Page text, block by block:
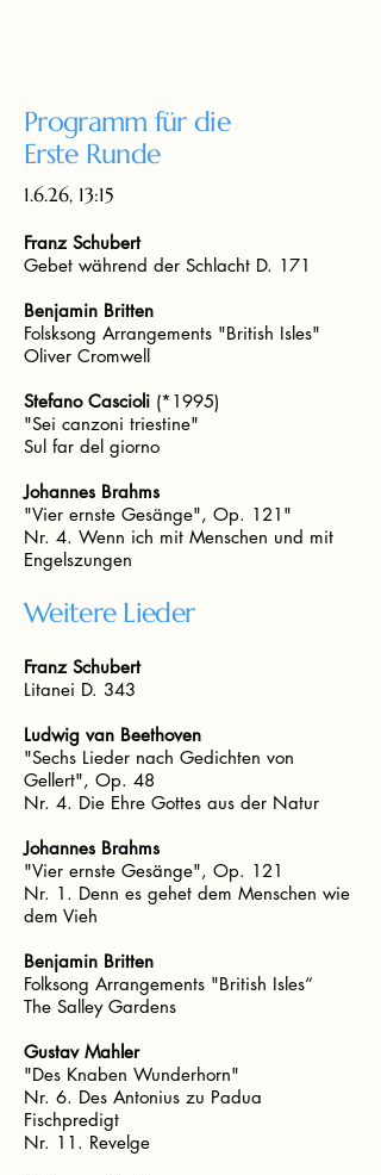
Programm für die
Erste Runde
Franz Schubert
Gebet während der Schlacht D. 171
Benjamin Britten
Folsksong Arrangements "British Isles"
Oliver Cromwell
Stefano Cascioli (*1995)
"Sei canzoni triestine"
Sul far del giorno
Johannes Brahms
"Vier ernste Gesänge", Op. 121"
Nr. 4. Wenn ich mit Menschen und mit
Engelszungen
1.6.26, 13:15
Weitere Lieder
Franz Schubert
Litanei D. 343
Ludwig van Beethoven
"Sechs Lieder nach Gedichten von
Gellert", Op. 48
Nr. 4. Die Ehre Gottes aus der Natur
Johannes Brahms
"Vier ernste Gesänge", Op. 121
Nr. 1. Denn es gehet dem Menschen wie
dem Vieh
Benjamin Britten
Folksong Arrangements "British Isles“
The Salley Gardens
Gustav Mahler
"Des Knaben Wunderhorn"
Nr. 6. Des Antonius zu Padua
Fischpredigt
Nr. 11. Revelge